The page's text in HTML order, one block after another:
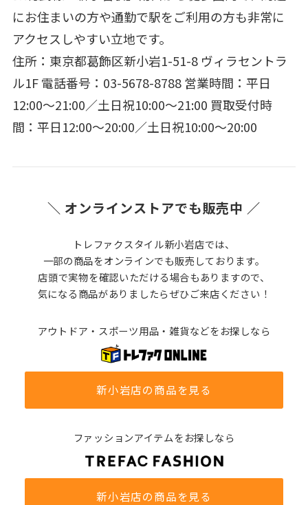
にお住まいの方や通勤で駅をご利用の方も非常に
アクセスしやすい立地です。
住所：東京都葛飾区新小岩1-51-8 ヴィラセントラ
ル1F 電話番号：03-5678-8788 営業時間：平日
12:00～21:00／土日祝10:00～21:00 買取受付時
間：平日12:00～20:00／土日祝10:00～20:00
＼ オンラインストアでも販売中 ／
トレファクスタイル新小岩店では、
一部の商品をオンラインでも販売しております。
店頭で実物を確認いただける場合もありますので、
気になる商品がありましたらぜひご来店ください！
アウトドア・スポーツ用品・雑貨などをお探しなら
新小岩店の商品を見る
ファッションアイテムをお探しなら
新小岩店の商品を見る